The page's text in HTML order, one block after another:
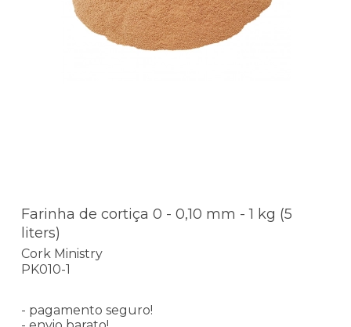
Farinha de cortiça 0 - 0,10 mm - 1 kg (5
liters)
Cork Ministry
PK010-1
- pagamento seguro!